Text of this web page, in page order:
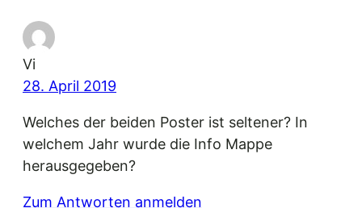
Vi
28. April 2019
Welches der beiden Poster ist seltener? In
welchem Jahr wurde die Info Mappe
herausgegeben?
Zum Antworten anmelden